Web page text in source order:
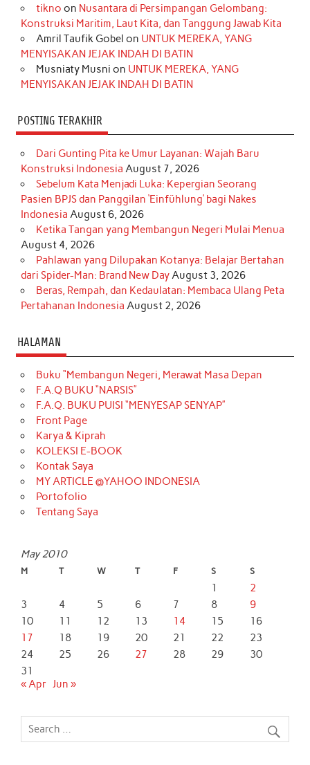
o
k
r
a
m
e
s
t
I
n
r
e
tikno on Nusantara di Persimpangan Gelombang:
Konstruksi Maritim, Laut Kita, dan Tanggung Jawab Kita
Amril Taufik Gobel on UNTUK MEREKA, YANG
MENYISAKAN JEJAK INDAH DI BATIN
Musniaty Musni on UNTUK MEREKA, YANG
MENYISAKAN JEJAK INDAH DI BATIN
POSTING TERAKHIR
Dari Gunting Pita ke Umur Layanan: Wajah Baru
Konstruksi Indonesia August 7, 2026
Sebelum Kata Menjadi Luka: Kepergian Seorang
Pasien BPJS dan Panggilan ‘Einfühlung’ bagi Nakes
Indonesia August 6, 2026
Ketika Tangan yang Membangun Negeri Mulai Menua
August 4, 2026
Pahlawan yang Dilupakan Kotanya: Belajar Bertahan
dari Spider-Man: Brand New DayAugust 3, 2026
Beras, Rempah, dan Kedaulatan: Membaca Ulang Peta
Pertahanan Indonesia August 2, 2026
HALAMAN
Buku “Membangun Negeri, Merawat Masa Depan
F.A.Q BUKU “NARSIS”
F.A.Q. BUKU PUISI “MENYESAP SENYAP”
Front Page
Karya & Kiprah
KOLEKSI E-BOOK
Kontak Saya
MY ARTICLE @YAHOO INDONESIA
Portofolio
Tentang Saya
May 2010
M T W T F S S
1
2
3
4 5 6 7 8
9
10
11 12 13 14 15
16
17
18 19 20 21 22
23
24
25 26 27 28 29
30
31
« Apr Jun »